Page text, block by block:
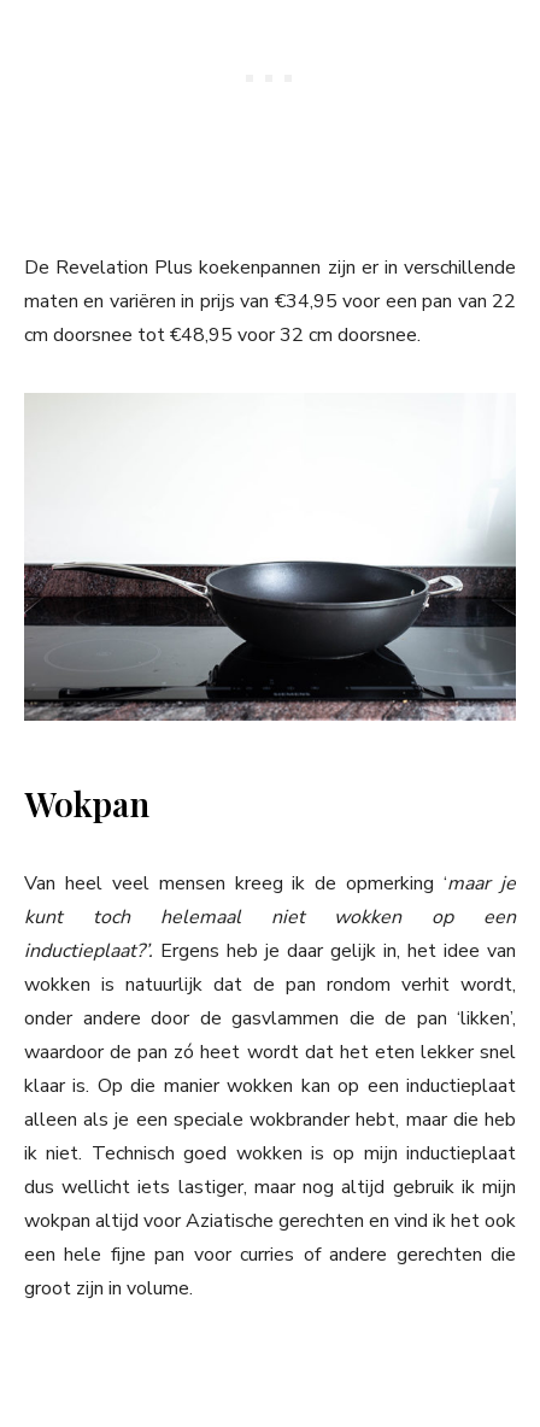
De Revelation Plus koekenpannen zijn er in verschillende
maten en variëren in prijs van €34,95 voor een pan van 22
cm doorsnee tot €48,95 voor 32 cm doorsnee.
Wokpan
Van heel veel mensen kreeg ik de opmerking ‘maar je
kunt toch helemaal niet wokken op een
inductieplaat?’. Ergens heb je daar gelijk in, het idee van
wokken is natuurlijk dat de pan rondom verhit wordt,
onder andere door de gasvlammen die de pan ‘likken’,
waardoor de pan zó heet wordt dat het eten lekker snel
klaar is. Op die manier wokken kan op een inductieplaat
alleen als je een speciale wokbrander hebt, maar die heb
ik niet. Technisch goed wokken is op mijn inductieplaat
dus wellicht iets lastiger, maar nog altijd gebruik ik mijn
wokpan altijd voor Aziatische gerechten en vind ik het ook
een hele fijne pan voor curries of andere gerechten die
groot zijn in volume.